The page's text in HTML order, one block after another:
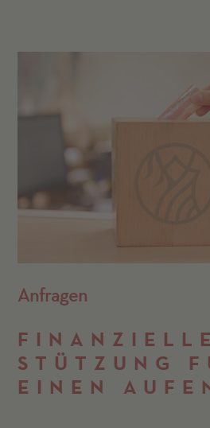
Anfragen
STÜTZ­UNG
EINEN